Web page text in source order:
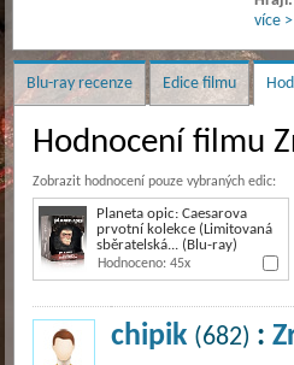
více >
Blu-ray recenze Edice filmu
Hodnocení filmu
Zobrazit hodnocení pouze vybraných edic:
Planeta opic: Caesarova
prvotní kolekce (Limitovaná
sběratelská... (Blu-ray)
Hodnoceno: 45x
chipik (682) :